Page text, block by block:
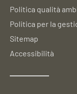
Politica qualità
Politica per la
Sitemap
Accessibilità